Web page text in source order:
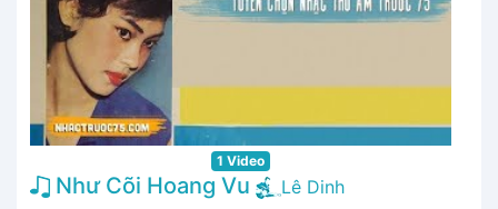
1 Video
Như Cõi Hoang Vu
Lê Dinh